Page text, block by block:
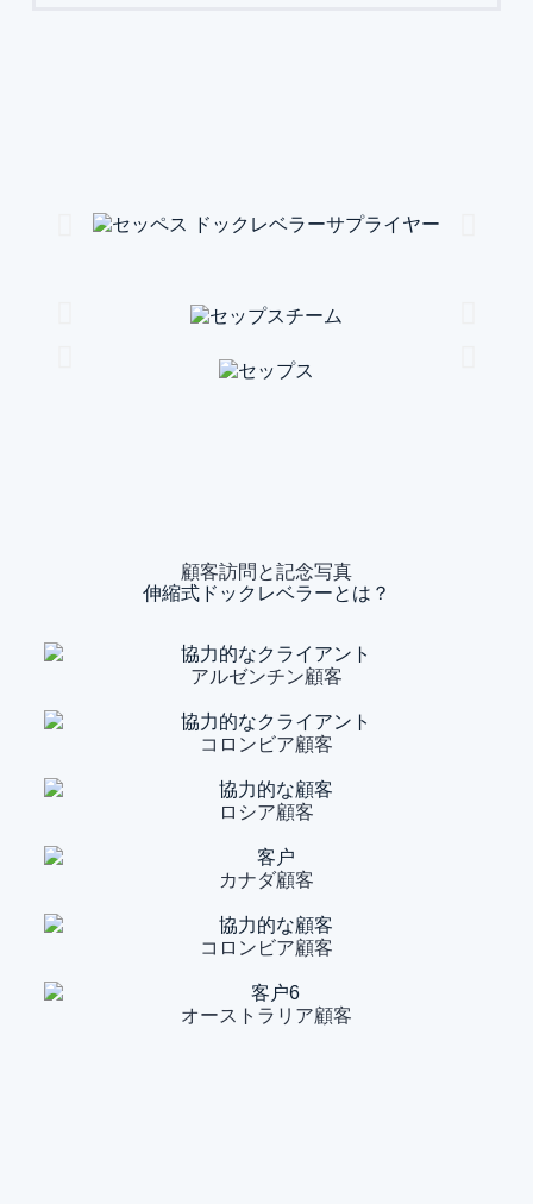
顧客訪問と記念写真
伸縮式ドックレベラーとは？
アルゼンチン顧客
コロンビア顧客
ロシア顧客
カナダ顧客
コロンビア顧客
オーストラリア顧客